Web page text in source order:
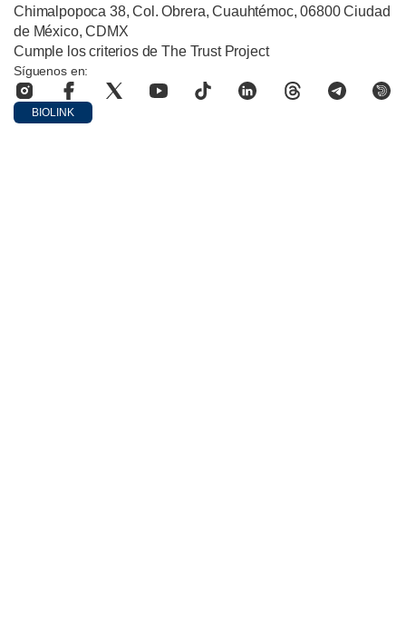
Chimalpopoca 38, Col. Obrera, Cuauhtémoc, 06800 Ciudad
de México, CDMX
Cumple los criterios de The Trust Project
Síguenos en:
BIOLINK